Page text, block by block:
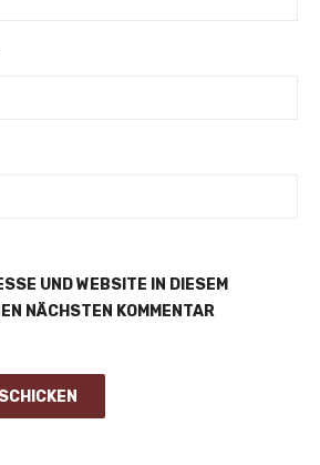
UND WEBSITE IN DIESEM
NÄCHSTEN KOMMENTAR